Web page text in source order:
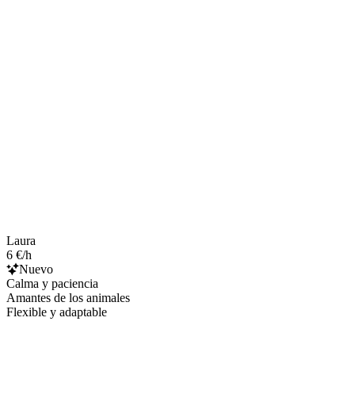
Laura
6 €/h
Nuevo
Calma y paciencia
Amantes de los animales
Flexible y adaptable